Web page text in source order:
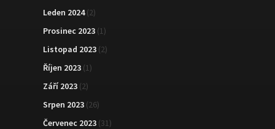
Leden 2024(2)
Prosinec 2023 (1)
Listopad 2023 (2)
Říjen 2023 (1)
Září 2023 (2)
Srpen 2023 (26)
Červenec 2023 (31)